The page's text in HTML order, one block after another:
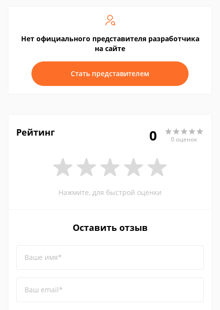
Нет официального представителя разработчика
на сайте
Стать представителем
Рейтинг 0 0 оценок
Нажмите, для быстрой оценки
Оставить отзыв
Ваше имя*
Ваш email*